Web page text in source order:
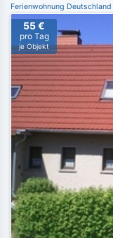
Ferienwohnung Deutschland
55 €
pro Tag
je Objekt